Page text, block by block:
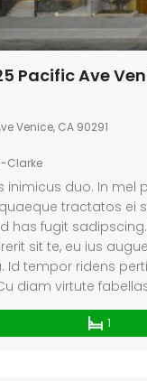
Pacific Ave
Venice, CA 90291
Clarke
inimicus duo. In mel
tractatos ei
has fugit
sit te, eu ius
Id tempor ridens
diam virtute
1